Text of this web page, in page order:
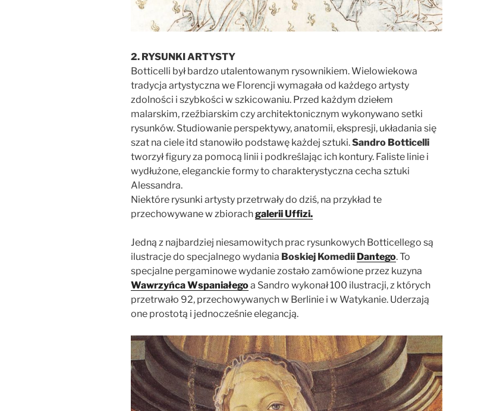
2. RYSUNKI ARTYSTY
Botticelli był bardzo utalentowanym rysownikiem. Wielowiekowa
tradycja artystyczna we Florencji wymagała od każdego artysty
zdolności i szybkości w szkicowaniu. Przed każdym dziełem
malarskim, rzeźbiarskim czy architektonicznym wykonywano setki
rysunków. Studiowanie perspektywy, anatomii, ekspresji, układania się
szat na ciele itd stanowiło podstawę każdej sztuki.Sandro Botticelli
tworzył figury za pomocą linii i podkreślając ich kontury. Faliste linie i
wydłużone, eleganckie formy to charakterystyczna cecha sztuki
Alessandra.
Niektóre rysunki artysty przetrwały do dziś, na przykład te
przechowywane w zbiorachgalerii Uffizi.
Jedną z najbardziej niesamowitych prac rysunkowych Botticellego są
ilustracje do specjalnego wydania Boskiej Komedii Dantego. To
specjalne pergaminowe wydanie zostało zamówione przez kuzyna
Wawrzyńca Wspaniałegoa Sandro wykonał 100 ilustracji, z których
przetrwało 92, przechowywanych w Berlinie i w Watykanie. Uderzają
one prostotą i jednocześnie elegancją.